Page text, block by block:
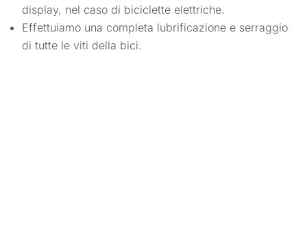
display, nel caso di biciclette elettriche.
Effettuiamo una completa lubrificazione e serraggio
di tutte le viti della bici.